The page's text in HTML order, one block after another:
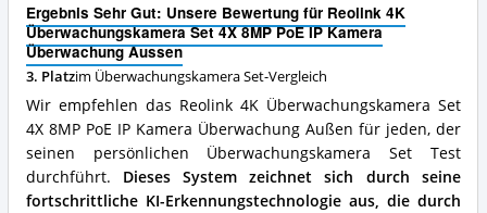
Ergebnis Sehr Gut: Unsere Bewertung für Reolink 4K
Überwachungskamera Set 4X 8MP PoE IP Kamera
Überwachung Aussen
3. Platzim Überwachungskamera Set-Vergleich
Wir empfehlen das Reolink 4K Überwachungskamera Set
4X 8MP PoE IP Kamera Überwachung Außen für jeden, der
seinen persönlichen Überwachungskamera Set Test
durchführt. Dieses System zeichnet sich durch seine
fortschrittliche KI-Erkennungstechnologie aus, die durch
Kamera
Überwachung
Aussen
Vorteile:
Was
spricht
für
dieses
Überwachungskamera
Set?